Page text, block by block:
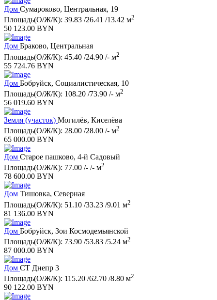
Дом Сумароково, Центральная, 19
Площадь(О/Ж/К): 39.83 /26.41 /13.42 м2
50 123.00 BYN
Дом Браково, Центральная
Площадь(О/Ж/К): 45.40 /24.90 /- м2
55 724.76 BYN
Дом Бобруйск, Социалистическая, 10
Площадь(О/Ж/К): 108.20 /73.90 /- м2
56 019.60 BYN
Земля (участок) Могилёв, Киселёва
Площадь(О/Ж/К): 28.00 /28.00 /- м2
65 000.00 BYN
Дом Старое пашково, 4-й Садовый
Площадь(О/Ж/К): 77.00 /- /- м2
78 600.00 BYN
Дом Тишовка, Северная
Площадь(О/Ж/К): 51.10 /33.23 /9.01 м2
81 136.00 BYN
Дом Бобруйск, Зои Космодемьянской
Площадь(О/Ж/К): 73.90 /53.83 /5.24 м2
87 000.00 BYN
Дом СТ Днепр 3
Площадь(О/Ж/К): 115.20 /62.70 /8.80 м2
90 122.00 BYN